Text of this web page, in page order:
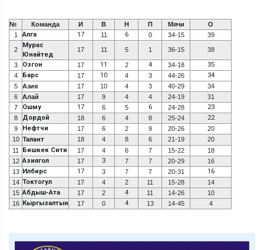
№ Команда И В Н П Мячи
О
1
Алга 17 11 6 0 34-15 39
2
Мурас
Юнайтед
17 11 5 1 36-15 38
3 Озгон 17 11 2 4 34-18 35
4 Барс 17 10 4 3 44-26 34
5 Азия 17 10 4 3 40-29
34
6
Алай 17 9 4 4 24-19
31
7
Ошму 17 6 5 6 24-28 23
8 Дордой 18 6 4 8 25-24 22
9 Нефтчи 17 6 2 9 20-26
20
10 Талант 18 4 8 6 21-19
20
11
Бишкек Сити 17 4 6 7 15-22
18
12 Азиягол 17 3 7 7 20-29
16
13 Илбирс 17 3 7 7 20-31 16
14 Токтогул 17 4 2 11 15-28
14
15 Абдыш-Ата 17 2 4 11 14-26
10
16 Кыргызалтын 17 0 4 13 14-45 4